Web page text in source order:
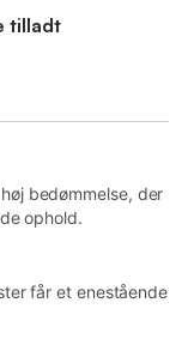
tilladt
bedømmelse, der
ophold.
får et enestående